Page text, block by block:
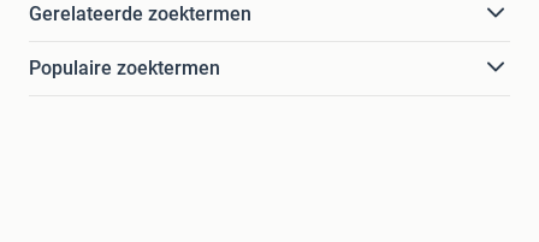
Gerelateerde zoektermen
Populaire zoektermen